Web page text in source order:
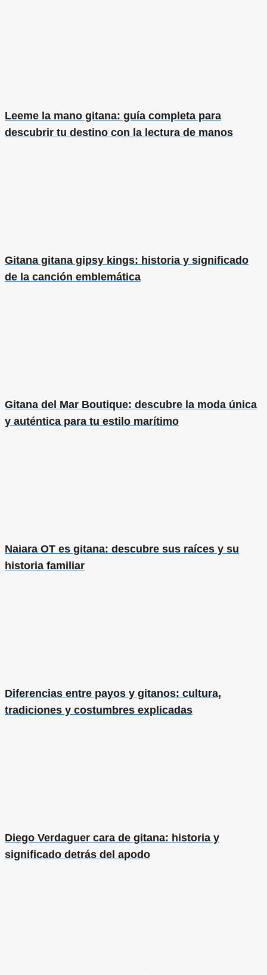
Leeme la mano gitana: guía completa para
descubrir tu destino con la lectura de manos
Gitana gitana gipsy kings: historia y significado
de la canción emblemática
Gitana del Mar Boutique: descubre la moda única
y auténtica para tu estilo marítimo
Naiara OT es gitana: descubre sus raíces y su
historia familiar
Diferencias entre payos y gitanos: cultura,
tradiciones y costumbres explicadas
Diego Verdaguer cara de gitana: historia y
significado detrás del apodo